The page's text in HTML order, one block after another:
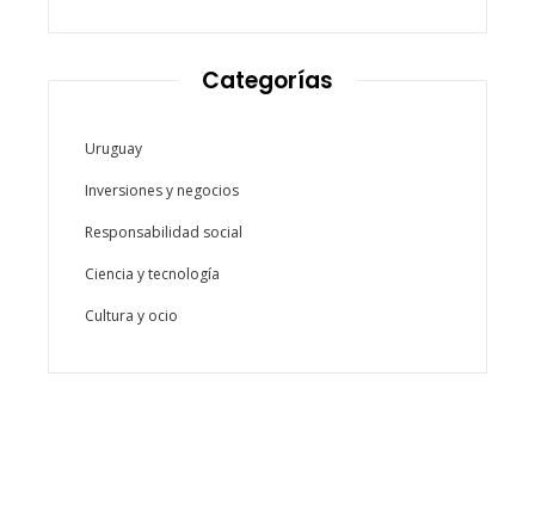
Categorías
Uruguay
Inversiones y negocios
Responsabilidad social
Ciencia y tecnología
Cultura y ocio